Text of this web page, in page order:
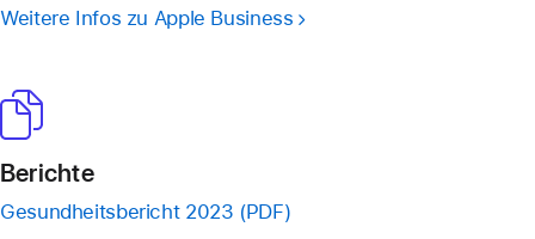
Weitere Infos zu Apple Business
Berichte
Gesundheitsbericht 2023 (PDF)